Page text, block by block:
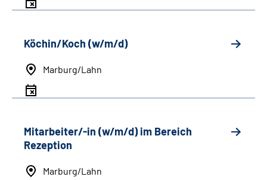
Köchin/Koch (w/m/d)
Marburg/Lahn
Mitarbeiter/-in (w/m/d) im Bereich
Rezeption
Marburg/Lahn